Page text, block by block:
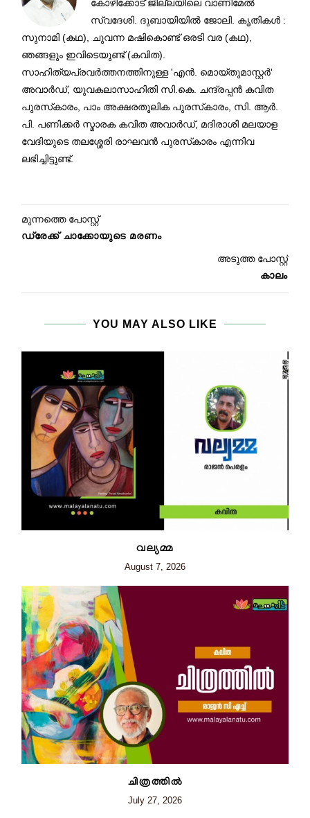
കോഴിക്കോട് ജില്ലയിലെ വാണിമേൽ
സ്വദേശി. ദുബായിയിൽ ജോലി. കൃതികൾ :
സുനാമി (കഥ), ചുവന്ന മഷികൊണ്ട് ഒരടി വര (കഥ),
ഞങ്ങളും ഇവിടെയുണ്ട് (കവിത).
സാഹിത്യപ്രവർത്തനത്തിനുള്ള 'എൻ. മൊയ്തുമാസ്റ്റർ'
അവാർഡ്, യുവകലാസാഹിതി സി.കെ. ചന്ദ്രപ്പൻ കവിത
പുരസ്‌കാരം, പാം അക്ഷരതൂലിക പുരസ്‌കാരം, സി. ആർ.
പി. പണിക്കർ സ്മാരക കവിത അവാർഡ്, മദിരാശി മലയാള
വേദിയുടെ തലശ്ശേരി രാഘവൻ പുരസ്‌കാരം എന്നിവ
ലഭിച്ചിട്ടുണ്ട്.
മുന്നത്തെ പോസ്റ്റ്
ഡ്രേക്ക് ചാക്കോയുടെ മരണം
അടുത്ത പോസ്റ്റ്
കാലം
YOU MAY ALSO LIKE
വല്യമ്മ
August 7, 2026
ചിത്രത്തില്‍
July 27, 2026